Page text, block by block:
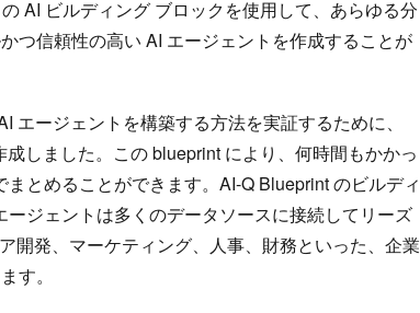
AI ビルディング ブロックを使用して、あらゆる分
つ信頼性の高い AI エージェントを作成することが
エージェントを構築する方法を実証するために、
成しました。この blueprint により、何時間もかかっ
とめることができます。AI-Q Blueprint のビルディ
ジェントは多くのデータソースに接続してリーズ
開発、マーケティング、人事、財務といった、企業
す。